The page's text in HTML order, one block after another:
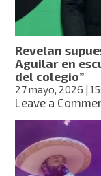
Revelan
Aguilar en
del colegio”
27 mayo, 2026 |
Leave a